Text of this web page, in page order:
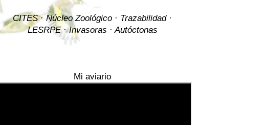
CITES · Núcleo Zoológico · Trazabilidad ·
LESRPE · Invasoras · Autóctonas
Mi aviario